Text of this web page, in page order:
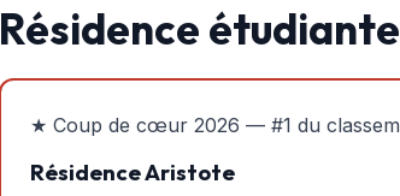
Résidence
★ Coup de cœur 2026 — #1 du
Résidence Aristote